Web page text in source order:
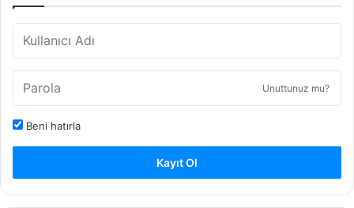
Unuttunuz mu?
Beni hatırla
Kayıt Ol